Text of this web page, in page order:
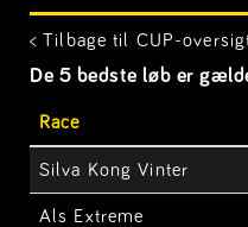
< Tilbage til CUP-
De 5 bedste løb er
Race
Silva Kong Vinter
Als Extreme